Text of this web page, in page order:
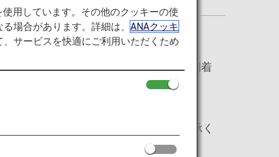
8月1日以降に旅客、貨物便で米国に到着
とになりますので、あらかじめご了承く
用しています。その他のクッキーの使
場合があります。詳細は、ANAクッキ
サービスを快適にご利用いただくため